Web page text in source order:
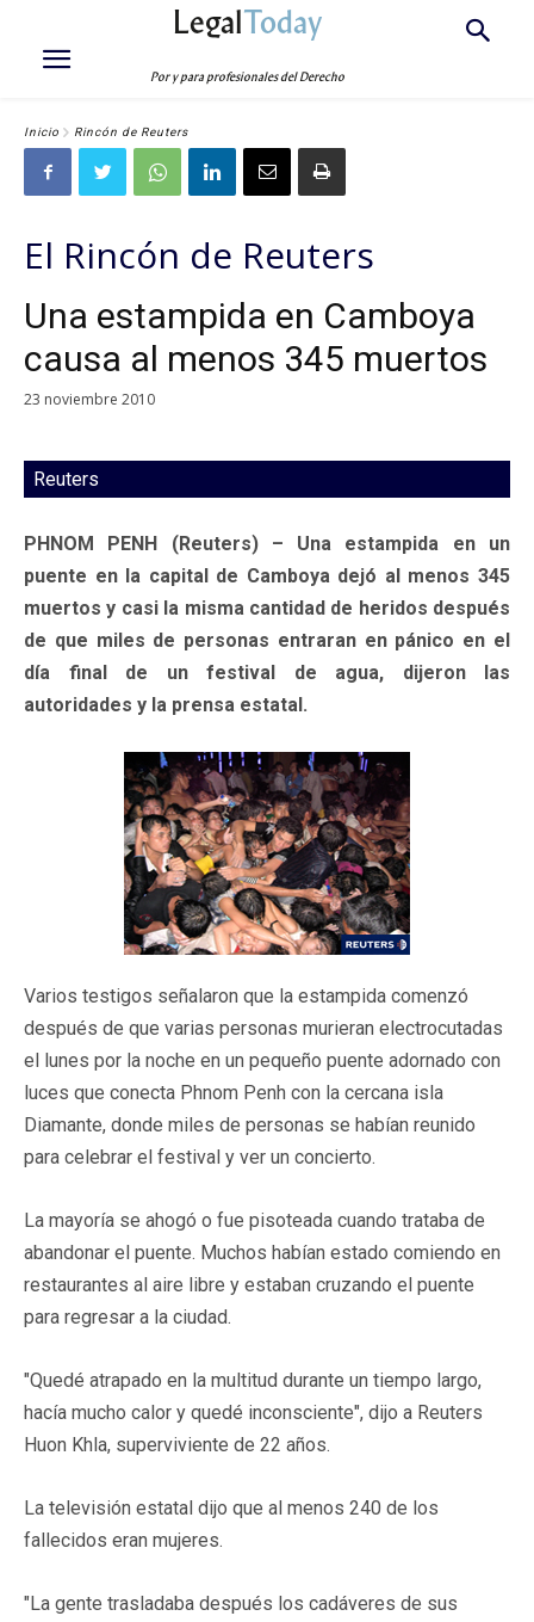
LegalToday
Por y para profesionales del Derecho
Inicio Rincón de Reuters
El Rincón de Reuters
Una estampida en Camboya
causa al menos 345 muertos
23 noviembre 2010
Reuters
PHNOM PENH (Reuters) – Una estampida en un
puente en la capital de Camboya dejó al menos 345
muertos y casi la misma cantidad de heridos después
de que miles de personas entraran en pánico en el
día final de un festival de agua, dijeron las
autoridades y la prensa estatal.
Varios testigos señalaron que la estampida comenzó
después de que varias personas murieran electrocutadas
el lunes por la noche en un pequeño puente adornado con
luces que conecta Phnom Penh con la cercana isla
Diamante, donde miles de personas se habían reunido
para celebrar el festival y ver un concierto.
La mayoría se ahogó o fue pisoteada cuando trataba de
abandonar el puente. Muchos habían estado comiendo en
restaurantes al aire libre y estaban cruzando el puente
para regresar a la ciudad.
"Quedé atrapado en la multitud durante un tiempo largo,
hacía mucho calor y quedé inconsciente", dijo a Reuters
Huon Khla, superviviente de 22 años.
La televisión estatal dijo que al menos 240 de los
fallecidos eran mujeres.
"La gente trasladaba después los cadáveres de sus